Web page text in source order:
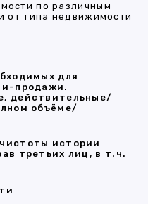
по различным
от типа недвижимости
для
продажи.
действительные/
объёме/
истории
третьих лиц, в т.ч.